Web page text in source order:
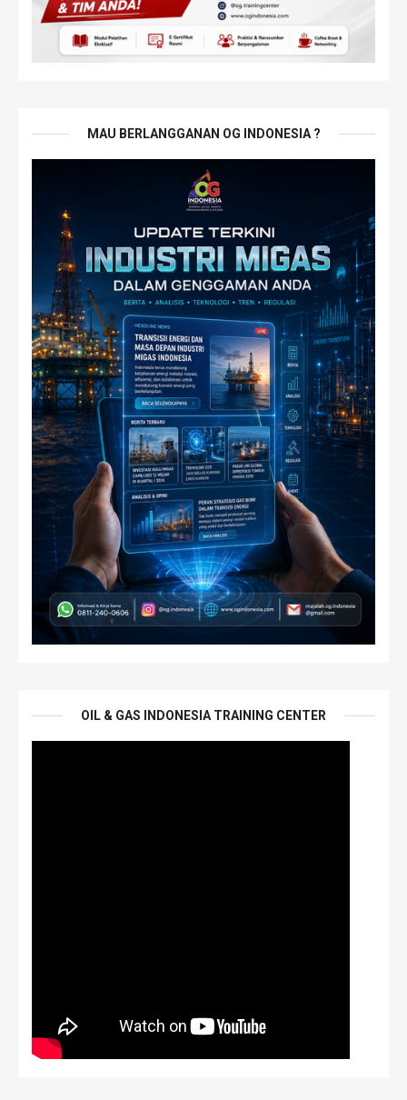
MAU BERLANGGANAN OG INDONESIA ?
OIL & GAS INDONESIA TRAINING CENTER